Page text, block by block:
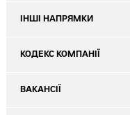
ІНШІ НАПРЯМКИ
КОДЕКС КОМПАНІЇ
ВАКАНСІЇ